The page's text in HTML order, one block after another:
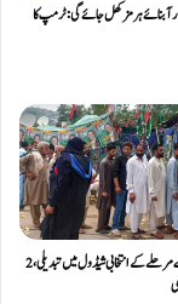
آبنائے ہرمز کھل جائے گی: ٹرمپ کا
آزادکشمیر میں تیسرے مرحلے کے انتخابی شیڈول میں تبدیلی، 2